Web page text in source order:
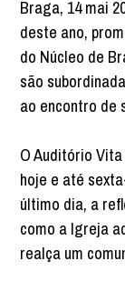
Braga, 14 mai
deste ano,
do Núcleo de
são
ao encontro de
O Auditório
hoje e até
último dia, a
como a Igreja
realça um